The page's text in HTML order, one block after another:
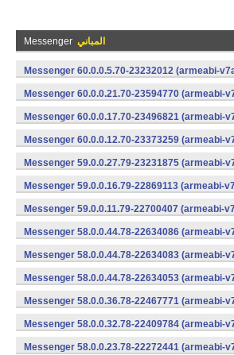
Messenger المباني
Messenger 60.0.0.5.70-23232012 (armeabi-
Messenger 60.0.0.21.70-23594770 (armeabi-
Messenger 60.0.0.17.70-23496821 (armeabi-
Messenger 60.0.0.12.70-23373259 (armeabi-
Messenger 59.0.0.27.79-23231875 (armeabi-
Messenger 59.0.0.16.79-22869113 (armeabi-
Messenger 59.0.0.11.79-22700407 (armeabi-
Messenger 58.0.0.44.78-22634086 (armeabi-
Messenger 58.0.0.44.78-22634083 (armeabi-
Messenger 58.0.0.44.78-22634053 (armeabi-
Messenger 58.0.0.36.78-22467771 (armeabi-
Messenger 58.0.0.32.78-22409784 (armeabi-
Messenger 58.0.0.23.78-22272441 (armeabi-